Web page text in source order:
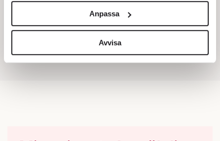
för sociala medier och analysera vår trafik. Vi
vidarebefordrar även sådana identifierare och annan
information från din enhet till de sociala medier och
annons- och analysföretag som vi samarbetar med.
Dessa kan i sin tur kombinera informationen med annan
Anpassa
Avvisa